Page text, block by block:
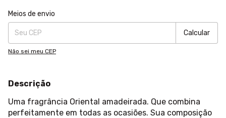
Entregas para o CEP:
Meios de envio
Calcular
Não sei meu CEP
Descrição
Uma fragrância Oriental amadeirada. Que combina
perfeitamente em todas as ocasiões. Sua composição